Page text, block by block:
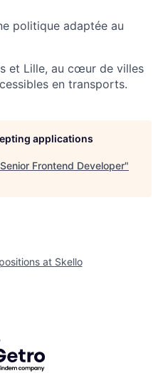
politique adaptée au
et Lille, au cœur de villes
en transports.
applications
Senior Frontend Developer"
at Skello
by Getro.com